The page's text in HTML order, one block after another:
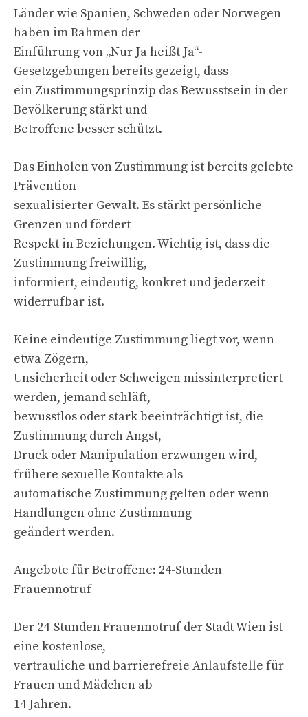
Länder wie Spanien, Schweden oder Norwegen
haben im Rahmen der
Einführung von „Nur Ja heißt Ja“-
Gesetzgebungen bereits gezeigt, dass
ein Zustimmungsprinzip das Bewusstsein in der
Bevölkerung stärkt und
Betroffene besser schützt.
Das Einholen von Zustimmung ist bereits gelebte
Prävention
sexualisierter Gewalt. Es stärkt persönliche
Grenzen und fördert
Respekt in Beziehungen. Wichtig ist, dass die
Zustimmung freiwillig,
informiert, eindeutig, konkret und jederzeit
widerrufbar ist.
Keine eindeutige Zustimmung liegt vor, wenn
etwa Zögern,
Unsicherheit oder Schweigen missinterpretiert
werden, jemand schläft,
bewusstlos oder stark beeinträchtigt ist, die
Zustimmung durch Angst,
Druck oder Manipulation erzwungen wird,
frühere sexuelle Kontakte als
automatische Zustimmung gelten oder wenn
Handlungen ohne Zustimmung
geändert werden.
Angebote für Betroffene: 24-Stunden
Frauennotruf
Der 24-Stunden Frauennotruf der Stadt Wien ist
eine kostenlose,
vertrauliche und barrierefreie Anlaufstelle für
Frauen und Mädchen ab
14 Jahren.